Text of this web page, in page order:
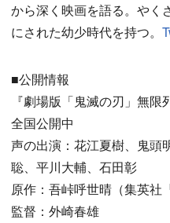
から深く映画を語る。やく
にされた幼少時代を持つ。
■公開情報
『劇場版「鬼滅の刃」無限
全国公開中
声の出演：花江夏樹、鬼頭
聡、平川大輔、石田彰
原作：吾峠呼世晴（集英社
監督：外崎春雄